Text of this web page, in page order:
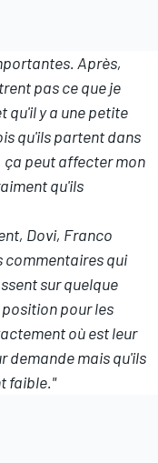
Après,
pas ce que je
qu'il y a une petite
qu'ils partent dans
peut affecter mon
qu'ils
Dovi, Franco
commentaires qui
sur quelque
pour les
où est leur
demande mais qu'ils
faible."